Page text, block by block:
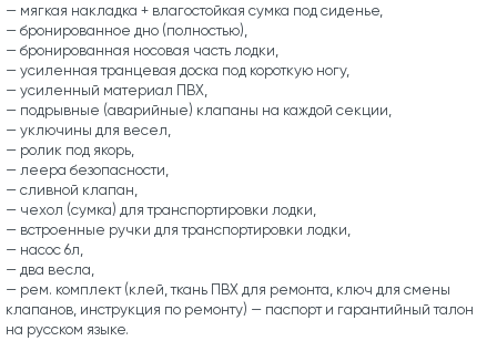
— мягкая накладка + влагостойкая сумка под сиденье,
— бронированное дно (полностью),
— бронированная носовая часть лодки,
— усиленная транцевая доска под короткую ногу,
— усиленный материал ПВХ,
— подрывные (аварийные) клапаны на каждой секции,
— уключины для весел,
— ролик под якорь,
— леера безопасности,
— сливной клапан,
— чехол (сумка) для транспортировки лодки,
— встроенные ручки для транспортировки лодки,
— насос 6л,
— два весла,
— рем. комплект (клей, ткань ПВХ для ремонта, ключ для смены
клапанов, инструкция по ремонту) — паспорт и гарантийный талон
на русском языке.